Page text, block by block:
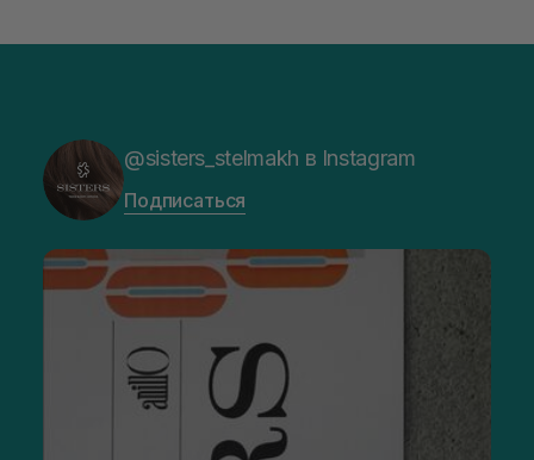
@sisters_stelmakh в Instagram
Подписаться